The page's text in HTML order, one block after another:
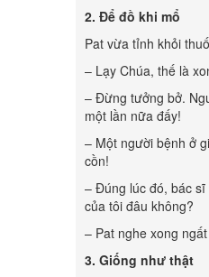
2. Để đồ khi mổ
Pat vừa tỉnh khỏi
– Lạy Chúa, thế là
– Đừng tưởng bở.
một lần nữa đấy!
– Một người bệnh ở
cồn!
– Đúng lúc đó, bác
của tôi đâu không?
– Pat nghe xong
3. Giống như thật